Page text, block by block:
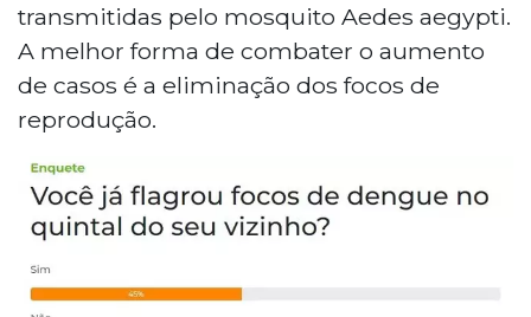
transmitidas pelo mosquito Aedes aegypti.
A melhor forma de combater o aumento
de casos é a eliminação dos focos de
reprodução.